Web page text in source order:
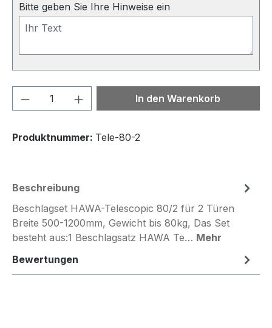
Bitte geben Sie Ihre Hinweise ein
Produkt Anzahl: Gib denIn den Warenkorb
Produktnummer: Tele-80-2
Beschreibung
Beschlagset HAWA-Telescopic 80/2 für 2 Türen
Breite 500-1200mm, Gewicht bis 80kg, Das Set
besteht aus:1 Beschlagsatz HAWA Te… Mehr
Bewertungen